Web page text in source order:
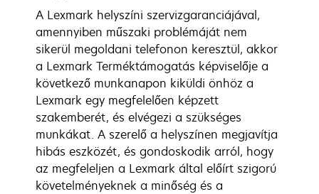
A Lexmark helyszíni szervizgaranciájával,
amennyiben műszaki problémáját nem
sikerül megoldani telefonon keresztül, akkor
a Lexmark Terméktámogatás képviselője a
következő munkanapon kiküldi önhöz a
Lexmark egy megfelelően képzett
szakemberét, és elvégezi a szükséges
munkákat. A szerelő a helyszínen megjavítja
hibás eszközét, és gondoskodik arról, hogy
az megfeleljen a Lexmark által előírt szigorú
követelményeknek a minőség és a